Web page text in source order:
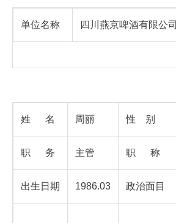
单位名称 四川燕京啤酒有限公司
姓 名 周丽 性 别
职 务 主管 职 称
出生日期 1986.03 政治面目